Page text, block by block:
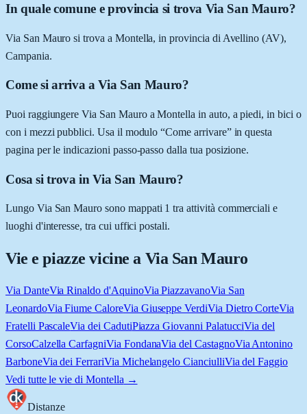
In quale comune e provincia si trova Via San Mauro?
Via San Mauro si trova a Montella, in provincia di Avellino (AV),
Campania.
Come si arriva a Via San Mauro?
Puoi raggiungere Via San Mauro a Montella in auto, a piedi, in bici o
con i mezzi pubblici. Usa il modulo “Come arrivare” in questa
pagina per le indicazioni passo-passo dalla tua posizione.
Cosa si trova in Via San Mauro?
Lungo Via San Mauro sono mappati 1 tra attività commerciali e
luoghi d'interesse, tra cui uffici postali.
Vie e piazze vicine a Via San Mauro
Via DanteVia Rinaldo d'AquinoVia PiazzavanoVia San
LeonardoVia Fiume CaloreVia Giuseppe VerdiVia Dietro CorteVia
Fratelli PascaleVia dei CadutiPiazza Giovanni PalatucciVia del
CorsoCalzella CarfagniVia FondanaVia del CastagnoVia Antonino
BarboneVia dei FerrariVia Michelangelo CianciulliVia del Faggio
Vedi tutte le vie di Montella →
Distanze